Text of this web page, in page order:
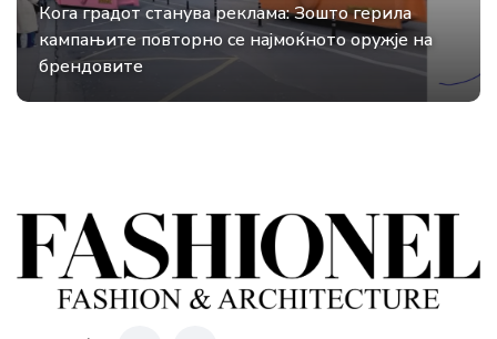
Кога градот станува реклама: Зошто герила
кампањите повторно се најмоќното оружје на
брендовите